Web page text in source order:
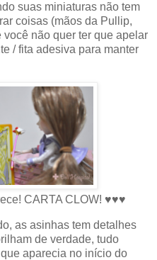
suas miniaturas não tem
coisas (mãos da Pullip,
não quer ter que apelar
/ fita adesiva para manter
CARTA CLOW! ♥♥♥
as asinhas tem detalhes
de verdade, tudo
aparecia no início do